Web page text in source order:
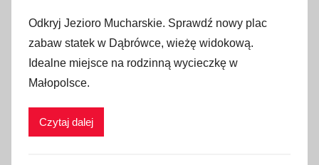
u
b
l
i
w
Odkryj Jezioro Mucharskie. Sprawdź nowy plac
zabaw statek w Dąbrówce, wieżę widokową.
Idealne miejsce na rodzinną wycieczkę w
Małopolsce.
Czytaj dalej